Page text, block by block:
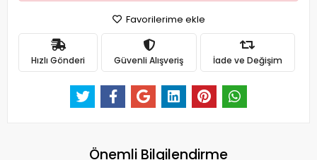
Favorilerime ekle
Hızlı Gönderi Güvenli Alışveriş İade ve Değişim
Önemli Bilgilendirme